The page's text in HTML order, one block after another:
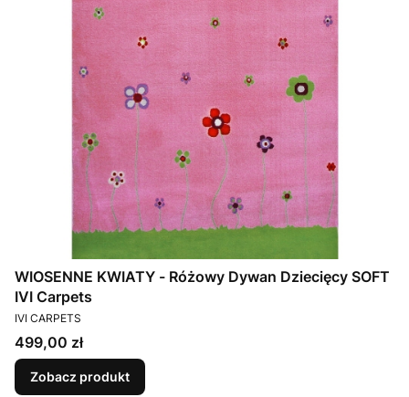
WIOSENNE KWIATY - Różowy Dywan Dziecięcy SOFT
IVI Carpets
PRODUCENT
IVI CARPETS
Cena
499,00 zł
Zobacz produkt